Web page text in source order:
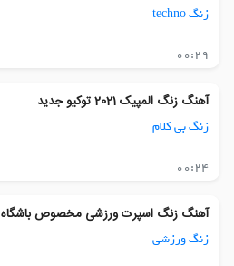
زنگ techno
00:29
آهنگ زنگ المپیک 2021 توکیو جدید
زنگ بی کلام
00:24
آهنگ زنگ اسپرت ورزشی مخصوص باشگاه
زنگ ورزشی